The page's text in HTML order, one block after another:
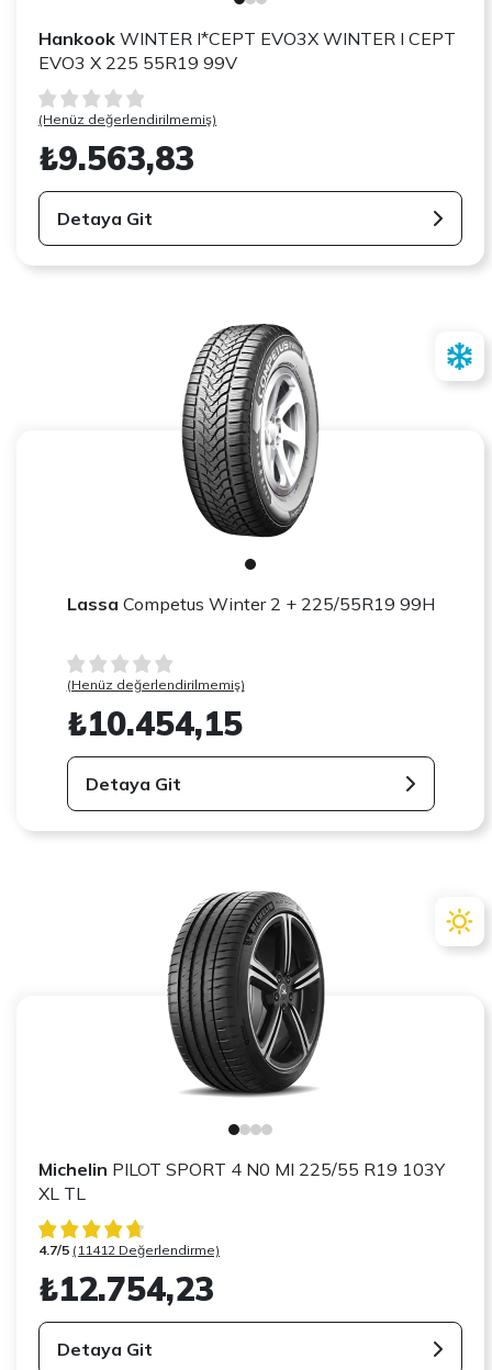
Hankook WINTER I*CEPT EVO3X WINTER I CEPT
EVO3 X 225 55R19 99V
(Henüz değerlendirilmemiş)
₺9.563,83
Detaya Git
Lassa Competus Winter 2 + 225/55R19 99H
(Henüz değerlendirilmemiş)
₺10.454,15
Detaya Git
Michelin PILOT SPORT 4 N0 MI 225/55 R19 103Y
XL TL
4.7/5 (11412 Değerlendirme)
₺12.754,23
Detaya Git